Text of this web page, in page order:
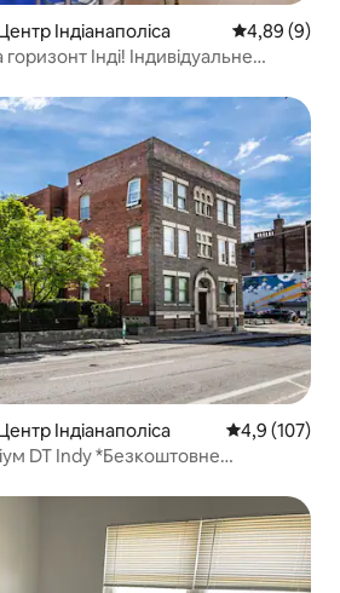
Індіанаполіса Середня
4,89 (9)
Індивідуальне
Індіанаполіса Середня
4,9 (107)
DT Indy *Безкоштовне